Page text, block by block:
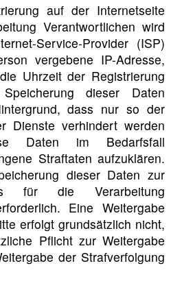
auf der Internetseite
Verantwortlichen wird
Service-Provider (ISP)
vergebene IP-Adresse,
Uhrzeit der Registrierung
dieser Daten
dass nur so der
Dienste verhindert werden
Daten im Bedarfsfall
Straftaten aufzuklären.
dieser Daten zur
für die Verarbeitung
Eine Weitergabe
erfolgt grundsätzlich nicht,
Pflicht zur Weitergabe
der Strafverfolgung